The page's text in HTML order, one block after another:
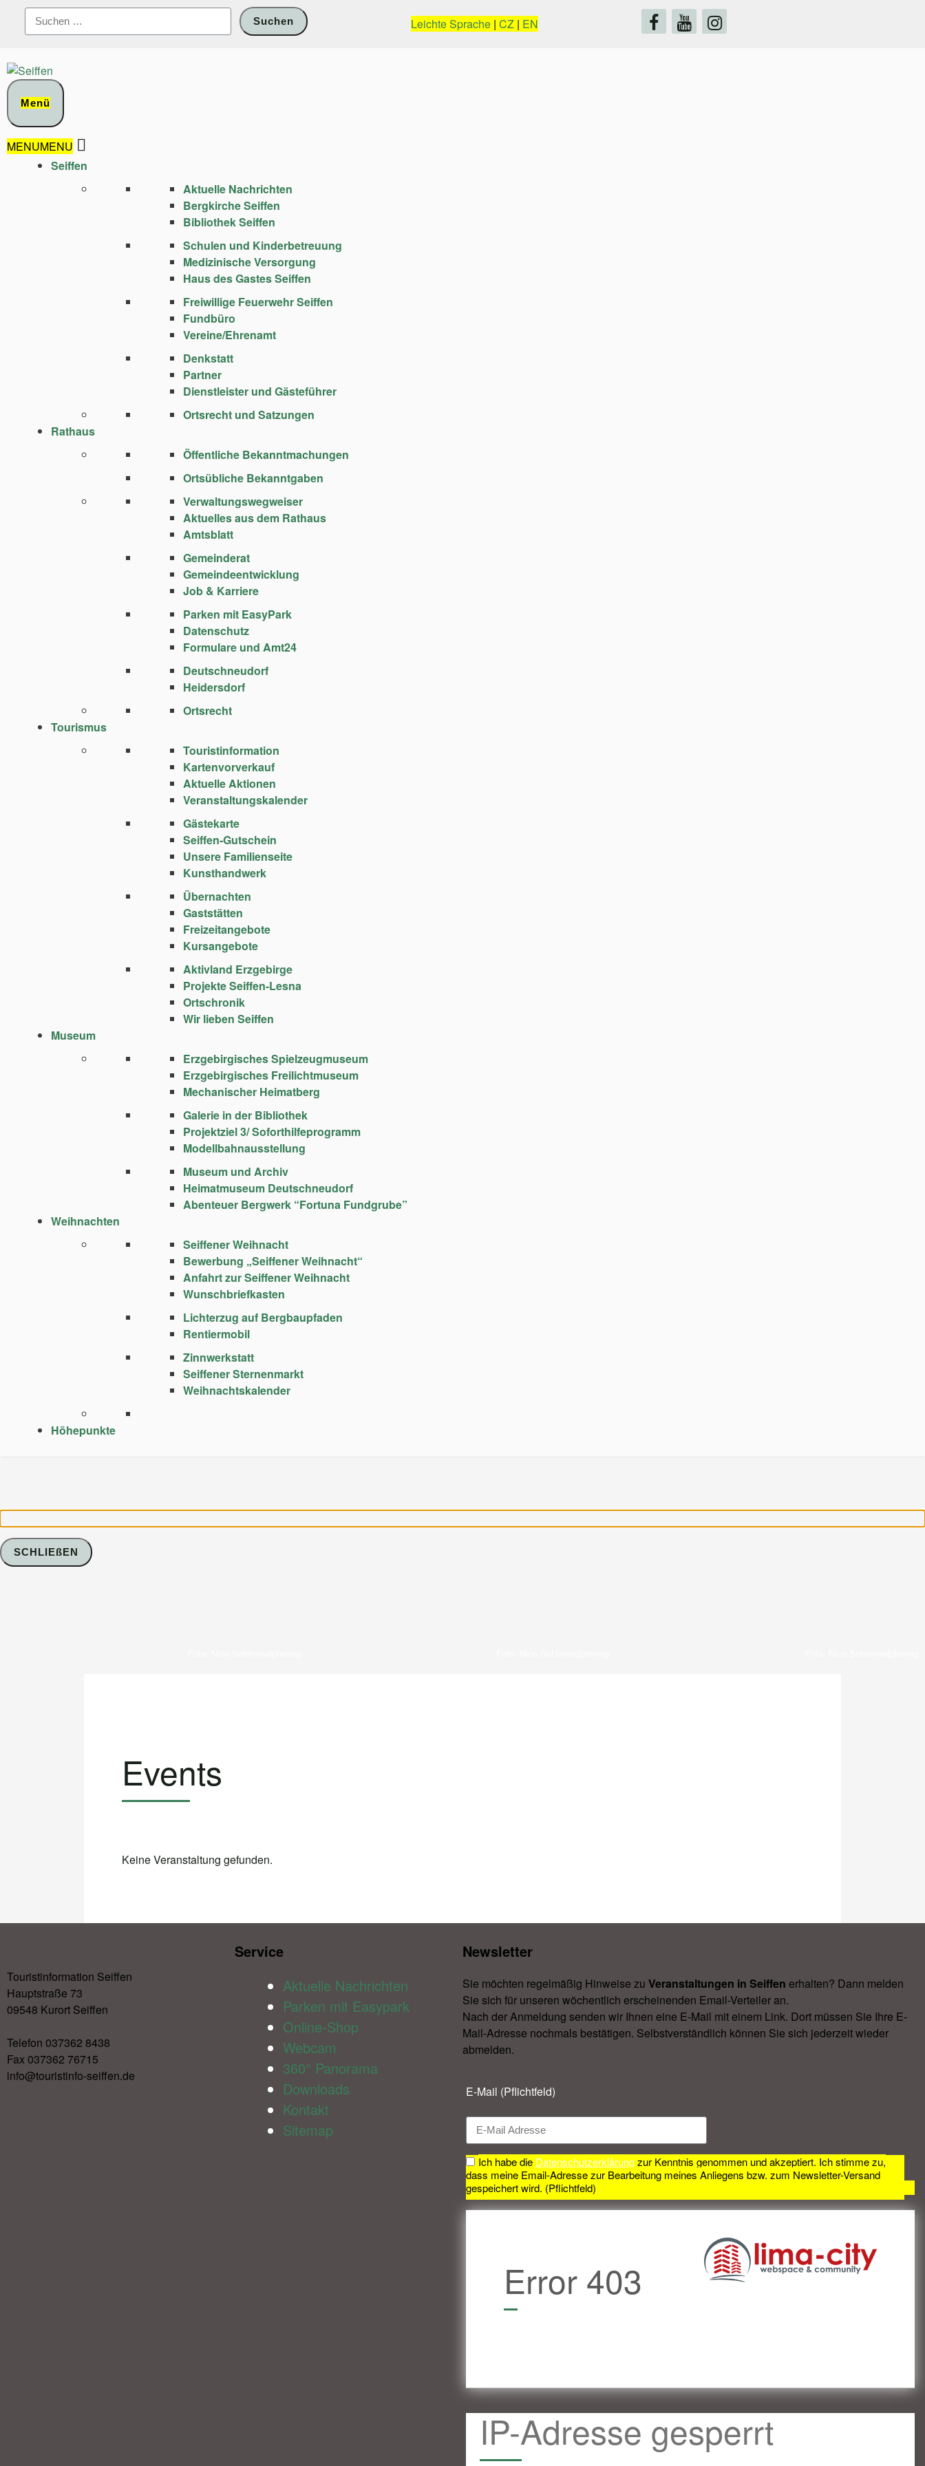
Suchen
nach:
Leichte Sprache | CZ | EN
Menü
MENUMENU
Seiffen
Aktuelle Nachrichten
Bergkirche Seiffen
Bibliothek Seiffen
Schulen und Kinder­betreuung
Medizinische Versorgung
Haus des Gastes Seiffen
Freiwillige Feuerwehr Seiffen
Fundbüro
Vereine/Ehrenamt
Denkstatt
Partner
Dienstleister und Gästeführer
Ortsrecht und Satzungen
Rathaus
Öffentliche Bekanntmachungen
Ortsübliche Bekanntgaben
Verwaltungswegweiser
Aktuelles aus dem Rathaus
Amtsblatt
Gemeinderat
Gemeindeentwicklung
Job & Karriere
Parken mit EasyPark
Datenschutz
Formulare und Amt24
Deutschneudorf
Heidersdorf
Ortsrecht
Tourismus
Touristinformation
Kartenvorverkauf
Aktuelle Aktionen
Veranstaltungskalender
Gästekarte
Seiffen-Gutschein
Unsere Familienseite
Kunsthandwerk
Übernachten
Gaststätten
Freizeitangebote
Kursangebote
Aktivland Erzgebirge
Projekte Seiffen-Lesna
Ortschronik
Wir lieben Seiffen
Museum
Erzgebirgisches Spielzeugmuseum
Erzgebirgisches Freilichtmuseum
Mechanischer Heimatberg
Galerie in der Bibliothek
Projektziel 3/ Soforthilfeprogramm
Modellbahnausstellung
Museum und Archiv
Heimatmuseum Deutschneudorf
Abenteuer Bergwerk “Fortuna Fundgrube”
Weihnachten
Seiffener Weihnacht
Bewerbung „Seiffener Weihnacht“
Anfahrt zur Seiffener Weihnacht
Wunschbriefkasten
Lichterzug auf Bergbaupfaden
Rentiermobil
Zinnwerkstatt
Seiffener Sternenmarkt
Weihnachtskalender
Höhepunkte
Events
Keine Veranstaltung gefunden.
Touristinformation Seiffen
Hauptstraße 73
09548 Kurort Seiffen
Telefon 037362 8438
Fax 037362 76715
info@touristinfo-seiffen.de
Service​
Aktuelle Nachrichten
Parken mit Easypark
Online-Shop
Webcam
360° Panorama
Downloads
Kontakt
Sitemap
Newsletter​
Sie möchten regelmäßig Hinweise zu Veranstal­tungen in Seiffen erhalten? Dann melden
Sie sich für unseren wöchentlich erscheinenden Email-Verteiler an.
Nach der Anmeldung senden wir Ihnen eine E-Mail mit einem Link. Dort müssen Sie Ihre E-
Mail-Adresse nochmals bestätigen. Selbstverständlich können Sie sich jederzeit wieder
abmelden.​
E-Mail (Pflichtfeld)
Ich habe die Datenschutzerklärungzur Kenntnis genommen und akzeptiert. Ich stimme zu,
dass meine Email-Adresse zur Bearbeitung meines Anliegens bzw. zum Newsletter-Versand
gespeichert wird. (Pflichtfeld)
Error 403
IP-Adresse gesperrt
SCHLIEßEN